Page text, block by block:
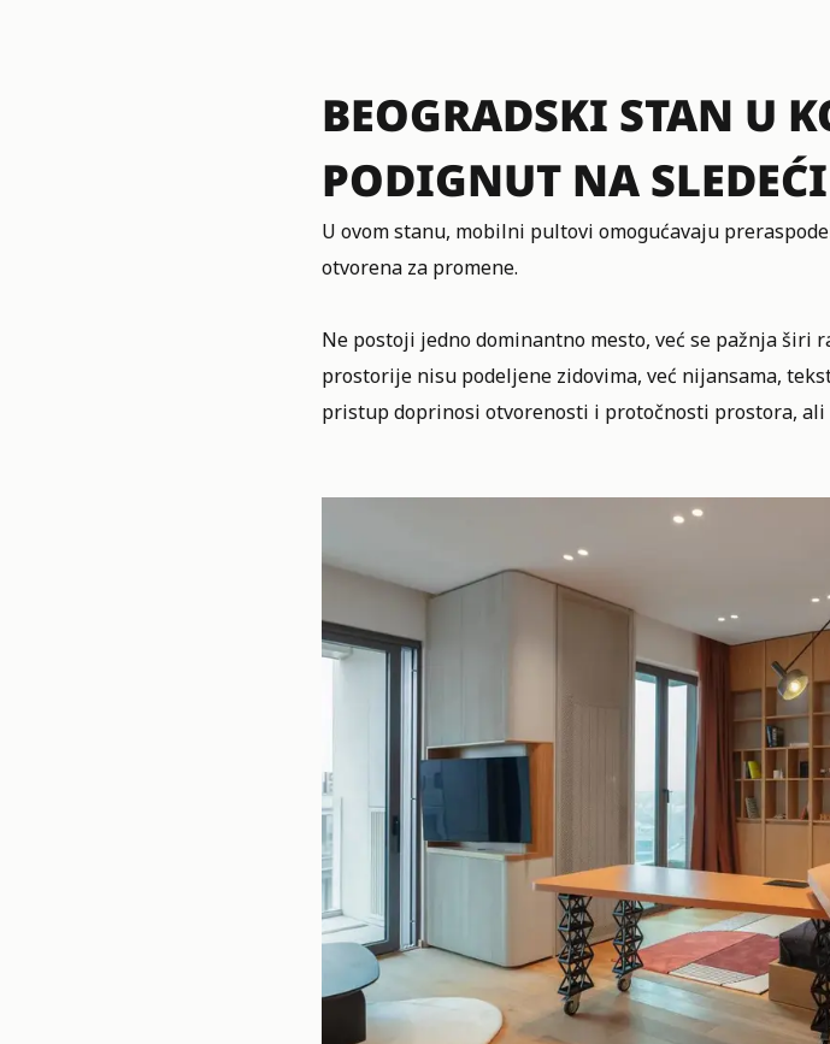
BEOGRADSKI STAN U
PODIGNUT NA
U ovom stanu, mobilni pultovi omogućavaju
otvorena za promene.
Ne postoji jedno dominantno mesto, već se pažnja širi
prostorije nisu podeljene zidovima, već nijansama,
pristup doprinosi otvorenosti i protočnosti prostora, ali